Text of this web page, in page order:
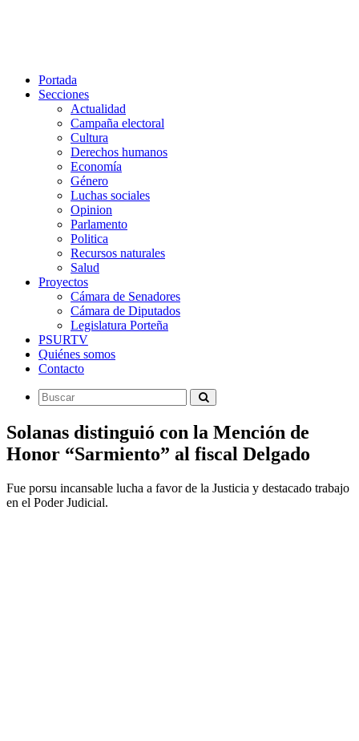
Portada
Secciones
Actualidad
Campaña electoral
Cultura
Derechos humanos
Economía
Género
Luchas sociales
Opinion
Parlamento
Politica
Recursos naturales
Salud
Proyectos
Cámara de Senadores
Cámara de Diputados
Legislatura Porteña
PSURTV
Quiénes somos
Contacto
Solanas distinguió con la Mención de
Honor “Sarmiento” al fiscal Delgado
Fue porsu incansable lucha a favor de la Justicia y destacado trabajo
en el Poder Judicial.